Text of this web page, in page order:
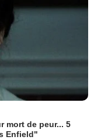
mort de peur... 5
Enfield"